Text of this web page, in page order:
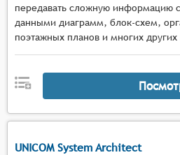
передавать сложную информацию
данными диаграмм, блок-схем,
поэтажных планов и многих
UNICOM System Architect